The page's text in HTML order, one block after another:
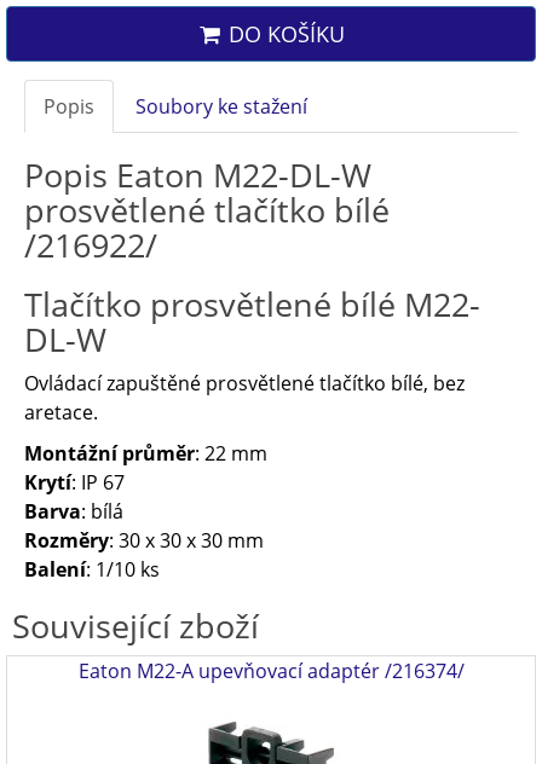
DO KOŠÍKU
Popis Soubory ke stažení
Popis Eaton M22-DL-W
prosvětlené tlačítko bílé
/216922/
Tlačítko prosvětlené bílé M22-
DL-W
Ovládací zapuštěné prosvětlené tlačítko bílé, bez
aretace.
Montážní průměr: 22 mm
Krytí: IP 67
Barva: bílá
Rozměry: 30 x 30 x 30 mm
Balení: 1/10 ks
Související zboží
Eaton M22-A upevňovací adaptér /216374/